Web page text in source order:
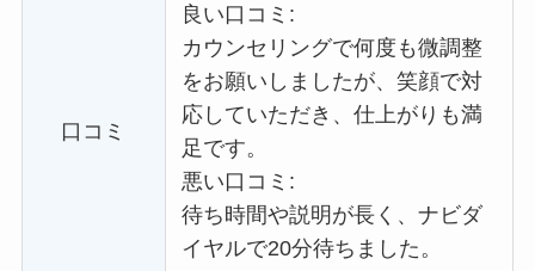
口コミ
良い口コミ:
カウンセリングで何度も微調整
をお願いしましたが、笑顔で対
応していただき、仕上がりも満
足です。
悪い口コミ:
待ち時間や説明が長く、ナビダ
イヤルで20分待ちました。